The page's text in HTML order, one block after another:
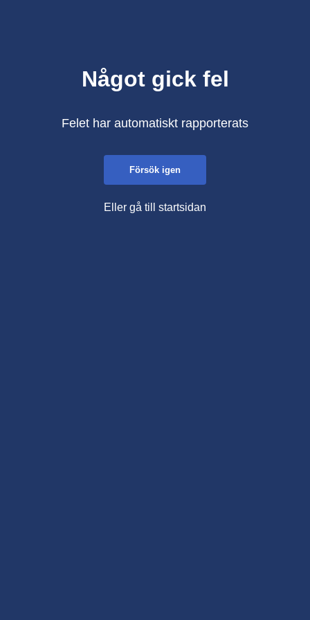
Något gick fel
Felet har automatiskt rapporterats
Försök igen
Eller gå till startsidan